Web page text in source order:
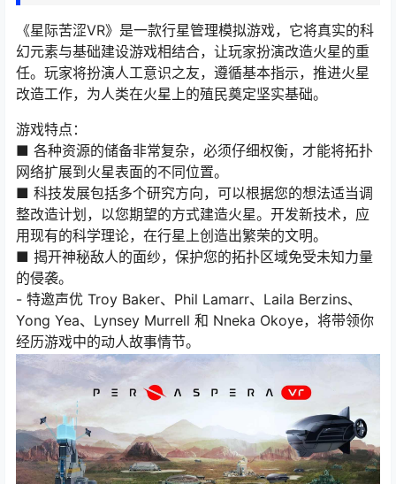
《星际苦涩VR》是一款行星管理模拟游戏，它将真实的科
幻元素与基础建设游戏相结合，让玩家扮演改造火星的重
任。玩家将扮演人工意识之友，遵循基本指示，推进火星
改造工作，为人类在火星上的殖民奠定坚实基础。
游戏特点：
■ 各种资源的储备非常复杂，必须仔细权衡，才能将拓扑
网络扩展到火星表面的不同位置。
■ 科技发展包括多个研究方向，可以根据您的想法适当调
整改造计划，以您期望的方式建造火星。开发新技术，应
用现有的科学理论，在行星上创造出繁荣的文明。
■ 揭开神秘敌人的面纱，保护您的拓扑区域免受未知力量
的侵袭。
- 特邀声优 Troy Baker、Phil Lamarr、Laila Berzins、
Yong Yea、Lynsey Murrell 和 Nneka Okoye，将带领你
经历游戏中的动人故事情节。